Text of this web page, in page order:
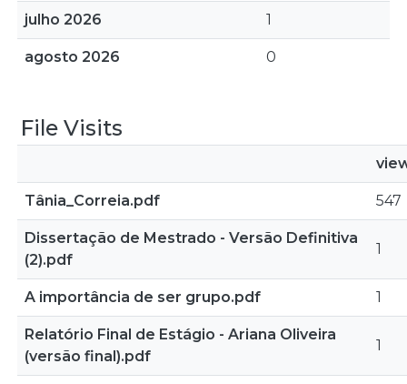
julho 2026 1
agosto 2026 0
File Visits
Tânia_Correia.pdf 547
Dissertação de Mestrado - Versão Definitiva
(2).pdf
1
A importância de ser grupo.pdf 1
Relatório Final de Estágio - Ariana Oliveira
(versão final).pdf
1